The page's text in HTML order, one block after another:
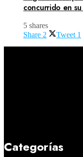
concurrido en
5 shares
Share 2 Tweet 1
Categorías